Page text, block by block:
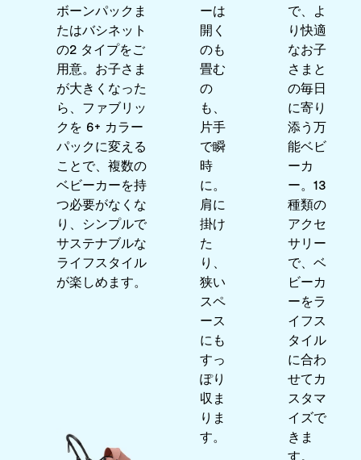
ボーンパックま
たはバシネット
の2 タイプをご
用意。お子さま
が大きくなった
ら、ファブリッ
クを 6+ カラー
パックに変える
ことで、複数の
ベビーカーを持
つ必要がなくな
り、シンプルで
サステナブルな
ライフスタイル
が楽しめます。
ーは
開く
のも
畳む
の
も、
片手
で瞬
時
に。
肩に
掛け
た
り、
狭い
スペ
ース
にも
すっ
ぽり
収ま
りま
す。
で、よ
り快適
なお子
さまと
の毎日
に寄り
添う万
能ベビ
ーカ
ー。13
種類の
アクセ
サリー
で、ベ
ビーカ
ーをラ
イフス
タイル
に合わ
せてカ
スタマ
イズで
きま
す。